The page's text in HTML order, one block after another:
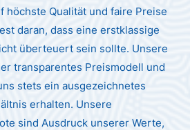
höchste Qualität und faire Preise
daran, dass eine erstklassige
überteuert sein sollte. Unsere
transparentes Preismodell und
stets ein ausgezeichnetes
erhalten. Unsere
sind Ausdruck unserer Werte,